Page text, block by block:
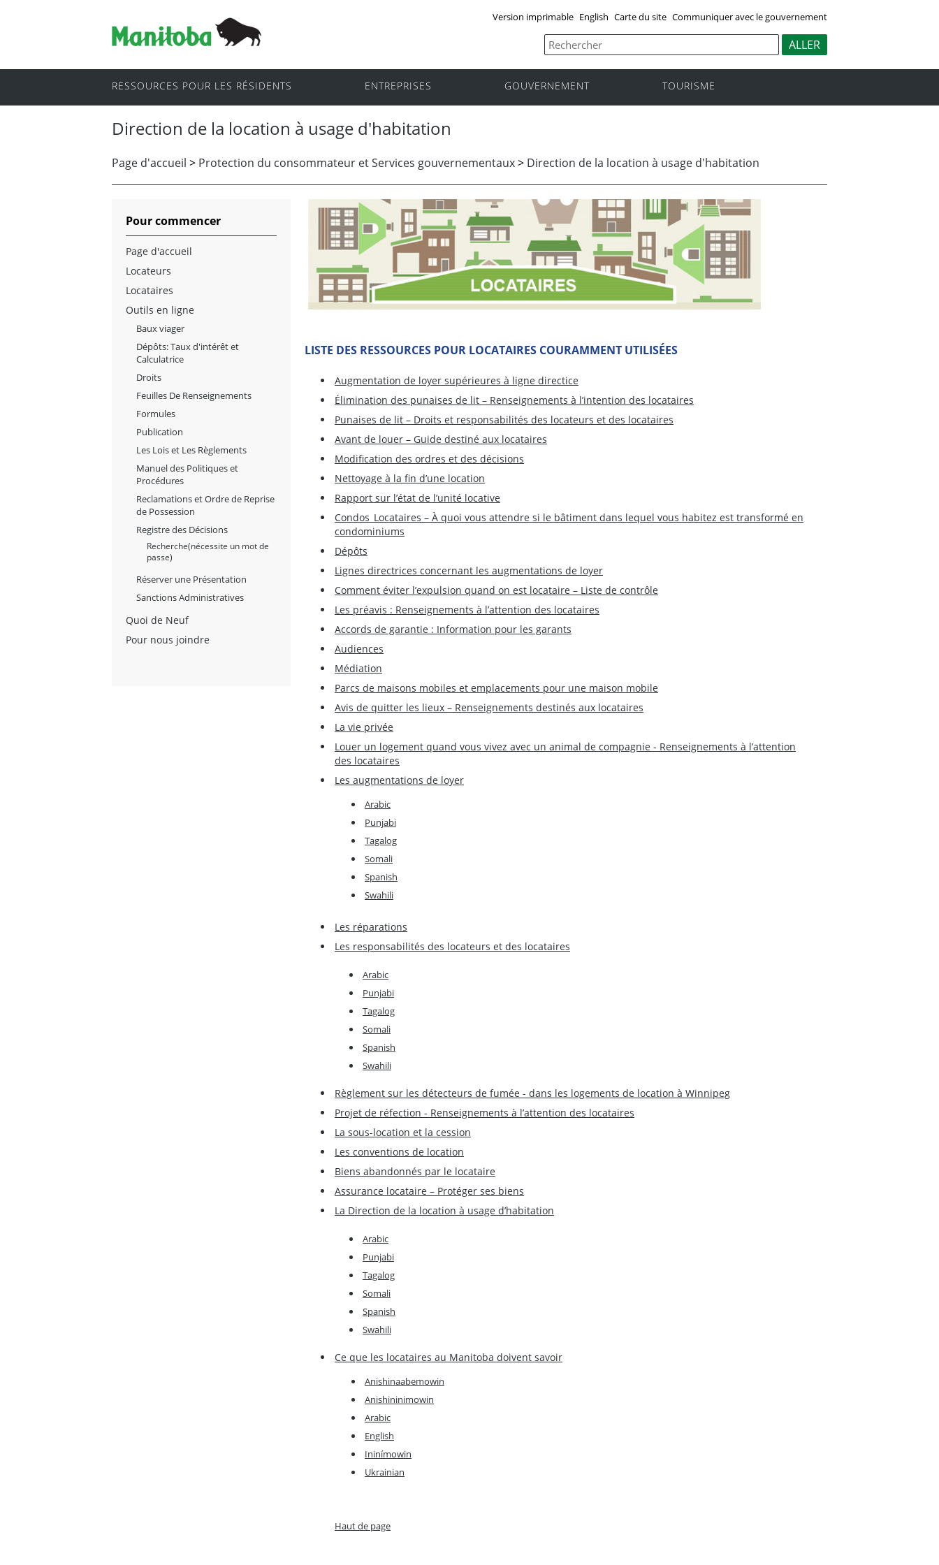
Version imprimable English Carte du site Communiquer avec le gouvernement
RESSOURCES POUR LES RÉSIDENTS ENTREPRISES GOUVERNEMENT TOURISME
Direction de la location à usage d'habitation
Page d'accueil > Protection du consommateur et Services gouvernementaux> Direction de la location à usage d'habitation
LISTE DES RESSOURCES POUR LOCATAIRES COURAMMENT UTILISÉES
Augmentation de loyer supérieures à ligne directice
Élimination des punaises de lit – Renseignements à l’intention des locataires
Punaises de lit – Droits et responsabilités des locateurs et des locataires
Avant de louer – Guide destiné aux locataires
Modification des ordres et des décisions
Nettoyage à la fin d’une location
Rapport sur l’état de l’unité locative
Condos_Locataires – À quoi vous attendre si le bâtiment dans lequel vous habitez est transformé en
condominiums
Dépôts
Lignes directrices concernant les augmentations de loyer
Comment éviter l’expulsion quand on est locataire – Liste de contrôle
Les préavis : Renseignements à l’attention des locataires
Accords de garantie : Information pour les garants
Audiences
Médiation
Parcs de maisons mobiles et emplacements pour une maison mobile
Avis de quitter les lieux – Renseignements destinés aux locataires
La vie privée
Louer un logement quand vous vivez avec un animal de compagnie - Renseignements à l’attention
des locataires
Les augmentations de loyer
Arabic
Punjabi
Tagalog
Somali
Spanish
Swahili
Les réparations
Les responsabilités des locateurs et des locataires
Arabic
Punjabi
Tagalog
Somali
Spanish
Swahili
Règlement sur les détecteurs de fumée - dans les logements de location à Winnipeg
Projet de réfection - Renseignements à l’attention des locataires
La sous-location et la cession
Les conventions de location
Biens abandonnés par le locataire
Assurance locataire – Protéger ses biens
La Direction de la location à usage d’habitation
Arabic
Punjabi
Tagalog
Somali
Spanish
Swahili
Ce que les locataires au Manitoba doivent savoir
Anishinaabemowin
Anishininimowin
Arabic
English
Ininímowin
Ukrainian
Haut de page
Pour commencer
Page d'accueil
Locateurs
Locataires
Outils en ligne
Baux viager
Dépôts: Taux d'intérêt et
Calculatrice
Droits
Feuilles De Renseignements
Formules
Publication
Les Lois et Les Règlements
Manuel des Politiques et
Procédures
Reclamations et Ordre de Reprise
de Possession
Registre des Décisions
Recherche(nécessite un mot de
passe)
Réserver une Présentation
Sanctions Administratives
Quoi de Neuf
Pour nous joindre